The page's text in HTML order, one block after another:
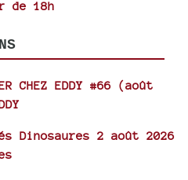
de 18h
CHEZ EDDY #66 (août
Dinosaures 2 août 2026